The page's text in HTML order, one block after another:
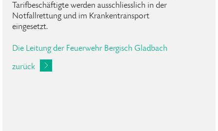
Tarifbeschäftigte werden ausschliesslich in der
Notfallrettung und im Krankentransport
eingesetzt.
Die Leitung der Feuerwehr Bergisch Gladbach
zurück